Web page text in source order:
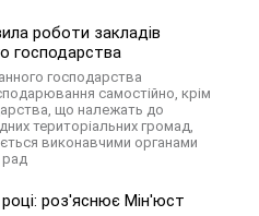
роботи закладів
господарства
господарства
самостійно, крім
що належать до
територіальних громад,
виконавчими органами
рад
роз'яснює Мін'юст